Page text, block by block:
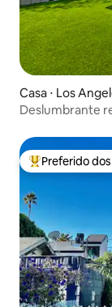
Casa ⋅ Los
Deslumbrante
Entre os
Preferido